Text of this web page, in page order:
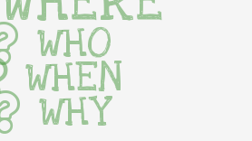
WHO
WHEN
WHY